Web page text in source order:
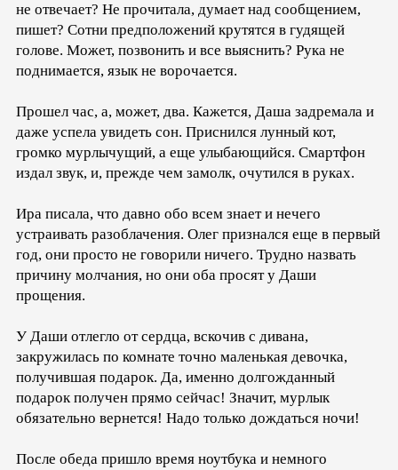
не отвечает? Не прочитала, думает над сообщением,
пишет? Сотни предположений крутятся в гудящей
голове. Может, позвонить и все выяснить? Рука не
поднимается, язык не ворочается.
Прошел час, а, может, два. Кажется, Даша задремала и
даже успела увидеть сон. Приснился лунный кот,
громко мурлычущий, а еще улыбающийся. Смартфон
издал звук, и, прежде чем замолк, очутился в руках.
Ира писала, что давно обо всем знает и нечего
устраивать разоблачения. Олег признался еще в первый
год, они просто не говорили ничего. Трудно назвать
причину молчания, но они оба просят у Даши
прощения.
У Даши отлегло от сердца, вскочив с дивана,
закружилась по комнате точно маленькая девочка,
получившая подарок. Да, именно долгожданный
подарок получен прямо сейчас! Значит, мурлык
обязательно вернется! Надо только дождаться ночи!
После обеда пришло время ноутбука и немного